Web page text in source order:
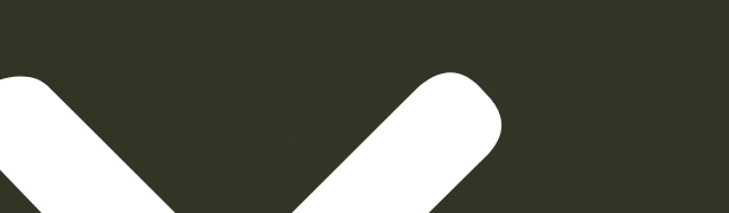
electrónico está ligado a un
físico, para su registro de ubicación se